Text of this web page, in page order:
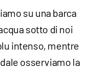
su una barca
sotto di noi
intenso, mentre
osserviamo la